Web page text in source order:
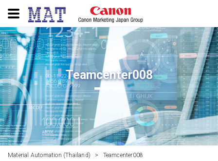
Teamcenter008
Material Automation (Thailand) > Teamcenter008